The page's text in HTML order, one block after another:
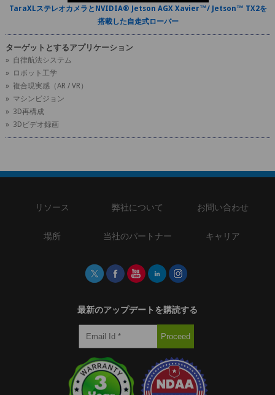
TaraXLステレオカメラとNVIDIA® Jetson AGX Xavier™/ Jetson™ TX2を
搭載した自走式ローバー
ターゲットとするアプリケーション
» 自律航法システム
» ロボット工学
» 複合現実感（AR / VR）
» マシンビジョン
» 3D再構成
» 3Dビデオ録画
リソース 弊社について お問い合わせ
場所 当社のパートナー キャリア
最新のアップデートを購読する